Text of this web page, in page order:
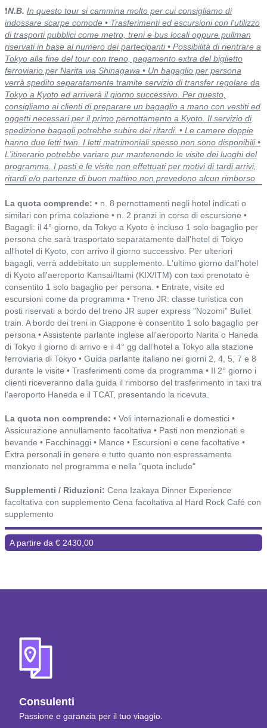
❗N.B. In questo tour si cammina molto per cui consigliamo di
indossare scarpe comode • Trasferimenti ed escursioni con l'utilizzo
di trasporti pubblici come metro, treni e bus locali oppure pullman
riservati in base al numero dei partecipanti • Possibilità di rientrare a
Tokyo alla fine del tour con treno, pagamento extra del biglietto
ferroviario per Narita via Shinagawa • Un bagaglio per persona
verrà spedito separatamente tramite servizio di transfer regolare da
Tokyo a Kyoto ed arriverà il giorno successivo. Per questo,
consigliamo ai clienti di preparare un bagaglio a mano con vestiti ed
oggetti necessari per il primo pernottamento a Kyoto. Il servizio di
spedizione bagagli potrebbe subire dei ritardi. • Le camere doppie
hanno due letti twin. I letti matrimoniali spesso non sono disponibili •
L'itinerario potrebbe variare pur mantenendo le visite dei luoghi del
programma. I pasti e le visite non effettuati per motivi di tardi arrivi,
ritardi e/o partenze di buon mattino non prevedono alcun rimborso
La quota comprende: • n. 8 pernottamenti negli hotel indicati o
similari con prima colazione • n. 2 pranzi in corso di escursione •
Bagagli: il 4° giorno, da Tokyo a Kyoto è incluso 1 solo bagaglio per
persona che sarà trasportato separatamente dall'hotel di Tokyo
all'hotel di Kyoto, con arrivo il giorno successivo. Per ulteriori
bagagli, verrà addebitato un supplemento. L'ultimo giorno dall'hotel
di Kyoto all'aeroporto Kansai/Itami (KIX/ITM) con taxi prenotato è
consentito 1 solo bagaglio per persona. • Entrate, visite ed
escursioni come da programma • Treno JR: classe turistica con
posti riservati a bordo del treno JR super express "Nozomi" Bullet
train. A bordo dei treni in Giappone è consentito 1 solo bagaglio per
persona • Assistente parlante inglese all'aeroporto Narita o Haneda
di Tokyo il giorno di arrivo e il 4° gg dall’hotel a Tokyo alla stazione
ferroviaria di Tokyo • Guida parlante italiano nei giorni 2, 4, 5, 7 e 8
durante le visite • Trasferimenti come da programma • Il 2° giorno i
clienti riceveranno dalla guida il rimborso del trasferimento in taxi tra
l'aeroporto Haneda e il TCAT, presentando la ricevuta.
La quota non comprende: • Voli internazionali e domestici •
Assicurazione annullamento facoltativa • Pasti non menzionati e
bevande • Facchinaggi • Mance • Escursioni e cene facoltative •
Extra personali in genere e tutto quanto non espressamente
menzionato nel programma e nella "quota include"
Supplementi / Riduzioni: Cena Izakaya Dinner Experience
facoltativa con supplemento Cena facoltativa al Hard Rock Café con
supplemento
A partire da € 2430,00
Consulenti
Passione e garanzia per il tuo viaggio.